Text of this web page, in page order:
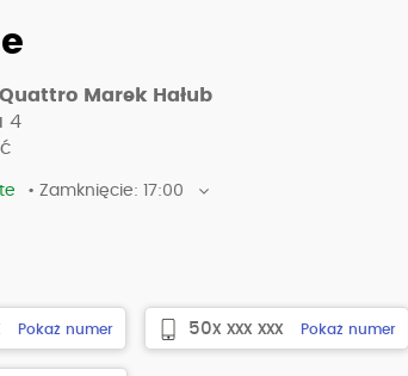
Marek Hałub
4
• Zamknięcie: 17:00
Pokaż numer 50x xxx xxx Pokaż numer